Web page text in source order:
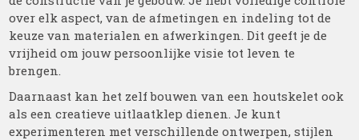
over elk aspect, van de afmetingen en indeling tot de
keuze van materialen en afwerkingen. Dit geeft je de
vrijheid om jouw persoonlijke visie tot leven te
brengen.
Daarnaast kan het zelf bouwen van een houtskelet ook
als een creatieve uitlaatklep dienen. Je kunt
experimenteren met verschillende ontwerpen, stijlen